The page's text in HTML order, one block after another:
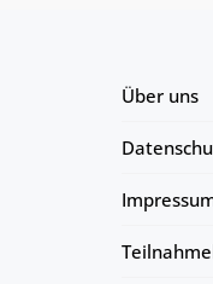
Über uns